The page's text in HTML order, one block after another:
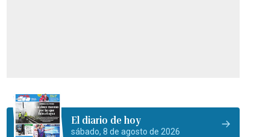
El diario de hoy
sábado, 8 de agosto de 2026